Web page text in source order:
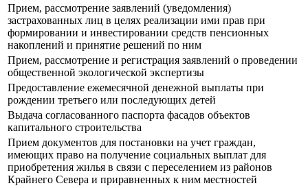
Прием, рассмотрение заявлений (уведомления)
застрахованных лиц в целях реализации ими прав при
формировании и инвестировании средств пенсионных
накоплений и принятие решений по ним
Прием, рассмотрение и регистрация заявлений о проведении
общественной экологической экспертизы
Предоставление ежемесячной денежной выплаты при
рождении третьего или последующих детей
Выдача согласованного паспорта фасадов объектов
капитального строительства
Прием документов для постановки на учет граждан,
имеющих право на получение социальных выплат для
приобретения жилья в связи с переселением из районов
Крайнего Севера и приравненных к ним местностей